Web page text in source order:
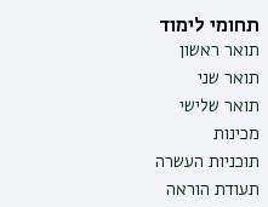
תחומי לימוד
תואר ראשון
תואר שני
תואר שלישי
מכינות
תוכניות העשרה
תעודת הוראה